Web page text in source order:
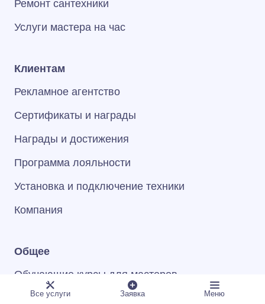
Ремонт сантехники
Услуги мастера на час
Клиентам
Рекламное агентство
Сертификаты и награды
Награды и достижения
Программа лояльности
Установка и подключение техники
Компания
Общее
Обучающие курсы для мастеров
Карта сайта
Все услуги Заявка Меню